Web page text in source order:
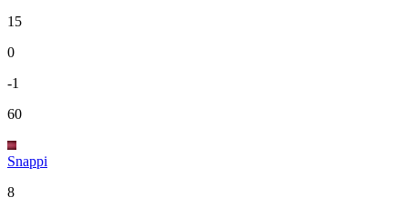
15
0
-1
60
Snappi
8